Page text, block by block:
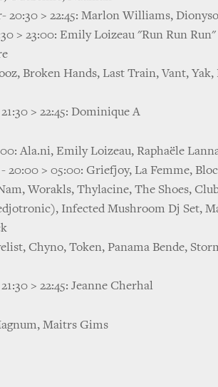
20:30 > 22:45: Marlon Williams,
> 23:00: Emily Loizeau "Run Run
Broken Hands, Last Train, Vant, Yak,
> 22:45: Dominique A
Ala.ni, Emily Loizeau, Raphaële
20:00 > 05:00: Griefjoy, La Femme,
Worakls, Thylacine, The Shoes,
Infected Mushroom Dj Set,
Chyno, Token, Panama Bende,
> 22:45: Jeanne Cherhal
Maitrs Gims